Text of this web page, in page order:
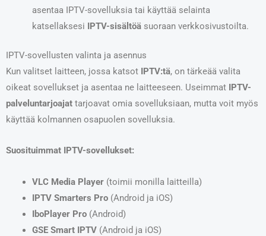
asentaa IPTV-sovelluksia tai käyttää selainta
katsellaksesi IPTV-sisältöäsuoraan verkkosivustoilta.
IPTV-sovellusten valinta ja asennus
Kun valitset laitteen, jossa katsot IPTV:tä, on tärkeää valita
oikeat sovellukset ja asentaa ne laitteeseen. Useimmat IPTV-
palveluntarjoajat tarjoavat omia sovelluksiaan, mutta voit myös
käyttää kolmannen osapuolen sovelluksia.
Suosituimmat IPTV-sovellukset:
VLC Media Player(toimii monilla laitteilla)
IPTV Smarters Pro(Android ja iOS)
IboPlayer Pro(Android)
GSE Smart IPTV(Android ja iOS)